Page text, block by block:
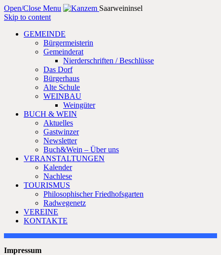
Open/Close Menu
Saarweininsel
Skip to content
GEMEINDE
Bürgermeisterin
Gemeinderat
Nierderschriften / Beschlüsse
Das Dorf
Bürgerhaus
Alte Schule
WEINBAU
Weingüter
BUCH & WEIN
Aktuelles
Gastwinzer
Newsletter
Buch&Wein – Über uns
VERANSTALTUNGEN
Kalender
Nachlese
TOURISMUS
Philosophischer Friedhofsgarten
Radwegenetz
VEREINE
KONTAKTE
Impressum